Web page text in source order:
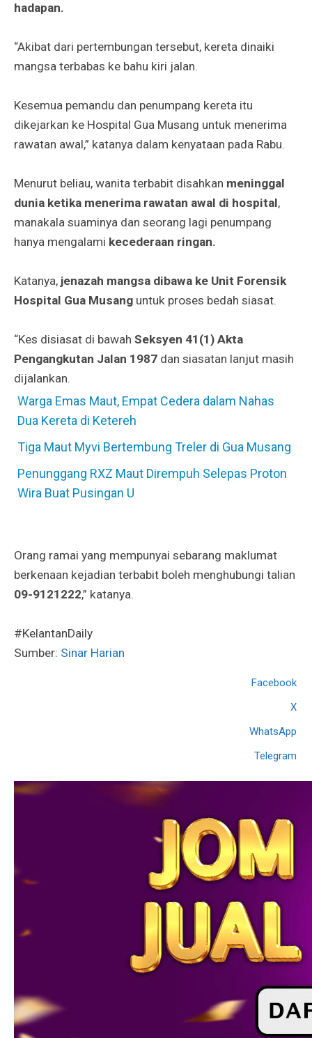
hadapan.
“Akibat dari pertembungan tersebut, kereta dinaiki
mangsa terbabas ke bahu kiri jalan.
Kesemua pemandu dan penumpang kereta itu
dikejarkan ke Hospital Gua Musang untuk menerima
rawatan awal,” katanya dalam kenyataan pada Rabu.
Menurut beliau, wanita terbabit disahkan meninggal
dunia ketika menerima rawatan awal di hospital,
manakala suaminya dan seorang lagi penumpang
hanya mengalami kecederaan ringan.
Katanya, jenazah mangsa dibawa ke Unit Forensik
Hospital Gua Musang untuk proses bedah siasat.
“Kes disiasat di bawah Seksyen 41(1) Akta
Pengangkutan Jalan 1987 dan siasatan lanjut masih
dijalankan.
Warga Emas Maut, Empat Cedera dalam Nahas
Dua Kereta di Ketereh
Tiga Maut Myvi Bertembung Treler di Gua Musang
Penunggang RXZ Maut Dirempuh Selepas Proton
Wira Buat Pusingan U
Orang ramai yang mempunyai sebarang maklumat
berkenaan kejadian terbabit boleh menghubungi talian
09-9121222,” katanya.
#KelantanDaily
Sumber: Sinar Harian
Facebook
X
WhatsApp
Telegram